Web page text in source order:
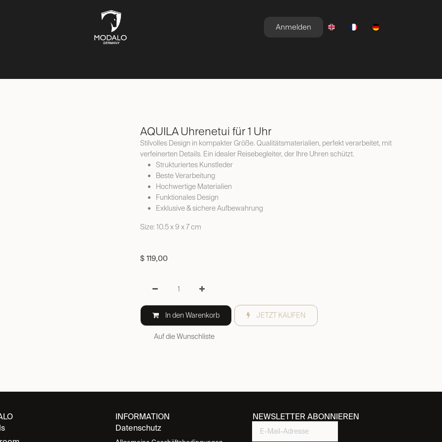
Anmelden
AQUILA Uhrenetui für 1 Uhr
Stilvolles Design in kompakter Größe. Qualitätsmaterialien, perfekt verarbeitet, mit
verfeinerten Details. Ein idealer Reisebegleiter, der Ihre Uhren schützt.
Strukturiertes Kunstleder
Beste Verarbeitung
Hochwertige Materialien
Funktionales Design
Exklusive & sichere Aufbewahrung
Size: 10.5 x 9 x 7 cm
$ 119,00
In den Warenkorb JETZT KAUFEN
Auf die Wunschliste
NEWSLETTER ABONNIEREN
INFORMATION
Datenschutz